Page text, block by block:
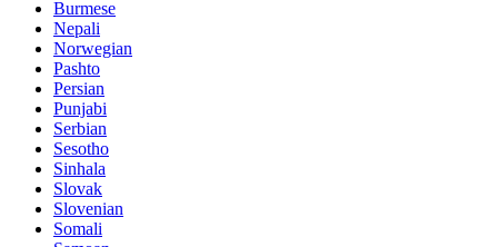
Burmese
Nepali
Norwegian
Pashto
Persian
Punjabi
Serbian
Sesotho
Sinhala
Slovak
Slovenian
Somali